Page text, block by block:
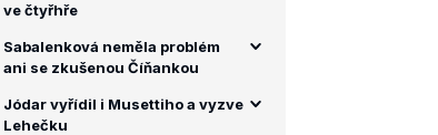
ve čtyřhře
Sabalenková neměla problém
ani se zkušenou Číňankou
Jódar vyřídil i Musettiho a vyzve
Lehečku